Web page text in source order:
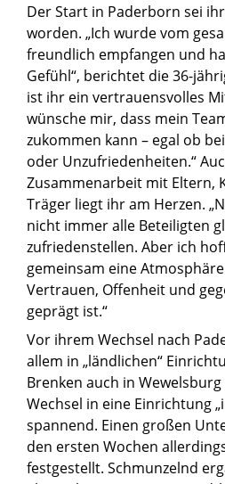
Der Start in Paderborn sei
worden. „Ich wurde vom
freundlich empfangen und
Gefühl“, berichtet die 36-
ist ihr ein vertrauensvolles
wünsche mir, dass mein
zukommen kann – egal ob
oder Unzufriedenheiten.“
Zusammenarbeit mit Eltern,
Träger liegt ihr am Herzen.
nicht immer alle Beteiligten
zufriedenstellen. Aber ich
gemeinsam eine
Vertrauen, Offenheit und
geprägt ist.“
Vor ihrem Wechsel nach
allem in „ländlichen“
Brenken auch in
Wechsel in eine Einrichtung
spannend. Einen großen
den ersten Wochen
festgestellt. Schmunzelnd